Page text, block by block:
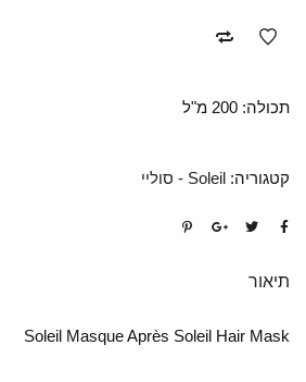
תכולה: 200 מ"ל
קטגוריה: Soleil - סוליי
תיאור
Soleil Masque Après Soleil Hair Mask